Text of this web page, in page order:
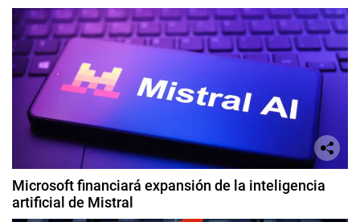
Microsoft financiará expansión de la inteligencia
artificial de Mistral